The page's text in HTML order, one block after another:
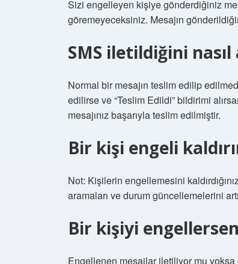
Sizi engelleyen kişiye gönderdiğiniz
göremeyeceksiniz. Mesajın
SMS iletildiğini nasıl
Normal bir mesajın teslim edilip
edilirse ve “Teslim Edildi” bildirimi
mesajınız başarıyla teslim edilmiştir.
Bir kişi engeli
Not: Kişilerin engellemesini
aramaları ve durum güncellemelerini
Bir kişiyi
Engellenen mesajlar iletiliyor mu